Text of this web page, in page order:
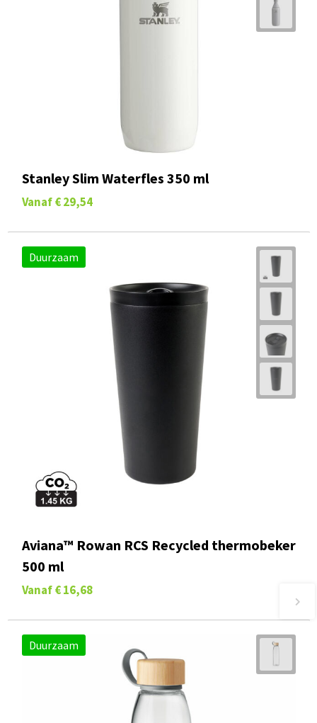
Stanley Slim Waterfles 350 ml
Vanaf € 29,54
Duurzaam
Aviana™ Rowan RCS Recycled thermobeker
500 ml
Vanaf € 16,68
Duurzaam